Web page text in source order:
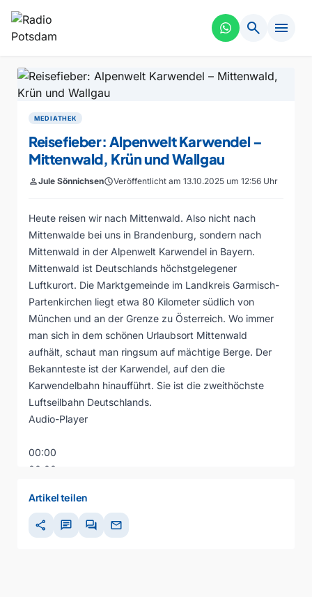
search menu
MEDIATHEK
Reisefieber: Alpenwelt Karwendel –
Mittenwald, Krün und Wallgau
personJule SönnichsenscheduleVeröffentlicht am 13.10.2025 um 12:56 Uhr
Heute reisen wir nach Mittenwald. Also nicht nach
Mittenwalde bei uns in Brandenburg, sondern nach
Mittenwald in der Alpenwelt Karwendel in Bayern.
Mittenwald ist Deutschlands höchstgelegener
Luftkurort. Die Marktgemeinde im Landkreis Garmisch-
Partenkirchen liegt etwa 80 Kilometer südlich von
München und an der Grenze zu Österreich. Wo immer
man sich in dem schönen Urlaubsort Mittenwald
aufhält, schaut man ringsum auf mächtige Berge. Der
Bekannteste ist der Karwendel, auf den die
Karwendelbahn hinaufführt. Sie ist die zweithöchste
Luftseilbahn Deutschlands.
Audio-Player
00:00
00:00
Artikel teilen
share chat forum mail